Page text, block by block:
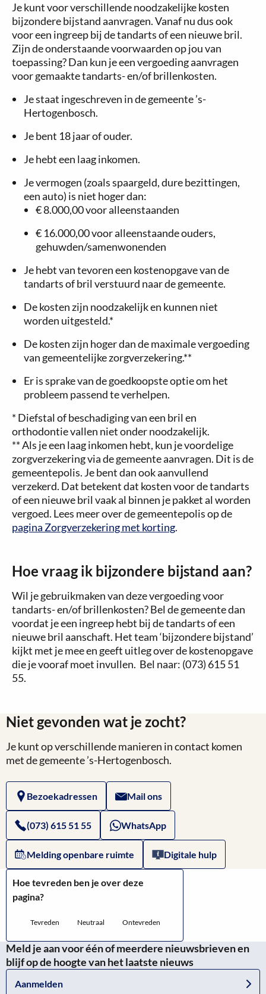
Je kunt voor verschillende noodzakelijke kosten
bijzondere bijstand aanvragen. Vanaf nu dus ook
voor een ingreep bij de tandarts of een nieuwe bril.
Zijn de onderstaande voorwaarden op jou van
toepassing? Dan kun je een vergoeding aanvragen
voor gemaakte tandarts- en/of brillenkosten.
Je staat ingeschreven in de gemeente ’s-
Hertogenbosch.
Je bent 18 jaar of ouder.
Je hebt een laag inkomen.
Je vermogen (zoals spaargeld, dure bezittingen,
een auto) is niet hoger dan:
€ 8.000,00 voor alleenstaanden
€ 16.000,00 voor alleenstaande ouders,
gehuwden/samenwonenden
Je hebt van tevoren een kostenopgave van de
tandarts of bril verstuurd naar de gemeente.
De kosten zijn noodzakelijk en kunnen niet
worden uitgesteld.*
De kosten zijn hoger dan de maximale vergoeding
van gemeentelijke zorgverzekering.**
Er is sprake van de goedkoopste optie om het
probleem passend te verhelpen.
* Diefstal of beschadiging van een bril en
orthodontie vallen niet onder noodzakelijk.
** Als je een laag inkomen hebt, kun je voordelige
zorgverzekering via de gemeente aanvragen. Dit is de
gemeentepolis. Je bent dan ook aanvullend
verzekerd. Dat betekent dat kosten voor de tandarts
of een nieuwe bril vaak al binnen je pakket al worden
vergoed. Lees meer over de gemeentepolis op de
pagina Zorgverzekering met korting.
Hoe vraag ik bijzondere bijstand aan?
Wil je gebruikmaken van deze vergoeding voor
tandarts- en/of brillenkosten? Bel de gemeente dan
voordat je een ingreep hebt bij de tandarts of een
nieuwe bril aanschaft. Het team ‘bijzondere bijstand’
kijkt met je mee en geeft uitleg over de kostenopgave
die je vooraf moet invullen. Bel naar: (073) 615 51
55.
Niet gevonden wat je zocht?
Je kunt op verschillende manieren in contact komen
met de gemeente ’s-Hertogenbosch.
Bezoekadressen Mail ons
(073) 615 51 55 WhatsApp
Melding openbare ruimte Digitale hulp
Hoe tevreden ben je over deze
pagina?
Tevreden Neutraal Ontevreden
Meld je aan voor één of meerdere nieuwsbrieven en
blijf op de hoogte van het laatste nieuws
Aanmelden